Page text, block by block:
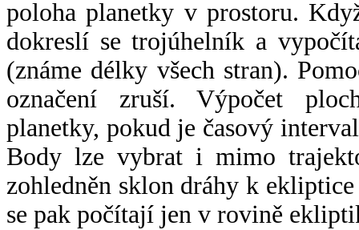
poloha planetky v prostoru.
dokreslí se trojúhelník a
(známe délky všech stran).
označení zruší. Výpočet
planetky, pokud je časový
Body lze vybrat i mimo
zohledněn sklon dráhy k
se pak počítají jen v rovině